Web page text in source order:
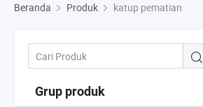
Beranda Produk katup pematian
Grup produk